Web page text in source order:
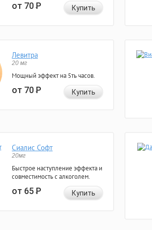
от 70Р Купить
Левитра
20 мг
Мощный эффект на 5ть часов.
от 70Р Купить
Сиалис Софт
20мг
Быстрое наступление эффекта и
совместимость с алкоголем.
от 65Р Купить